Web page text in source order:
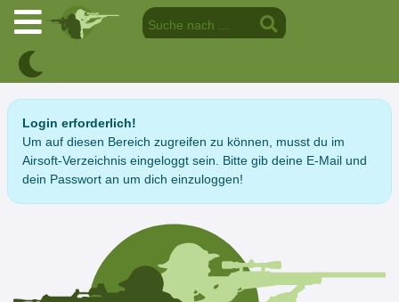
Login erforderlich!
Um auf diesen Bereich zugreifen zu können, musst du im
Airsoft-Verzeichnis eingeloggt sein. Bitte gib deine E-Mail und
dein Passwort an um dich einzuloggen!